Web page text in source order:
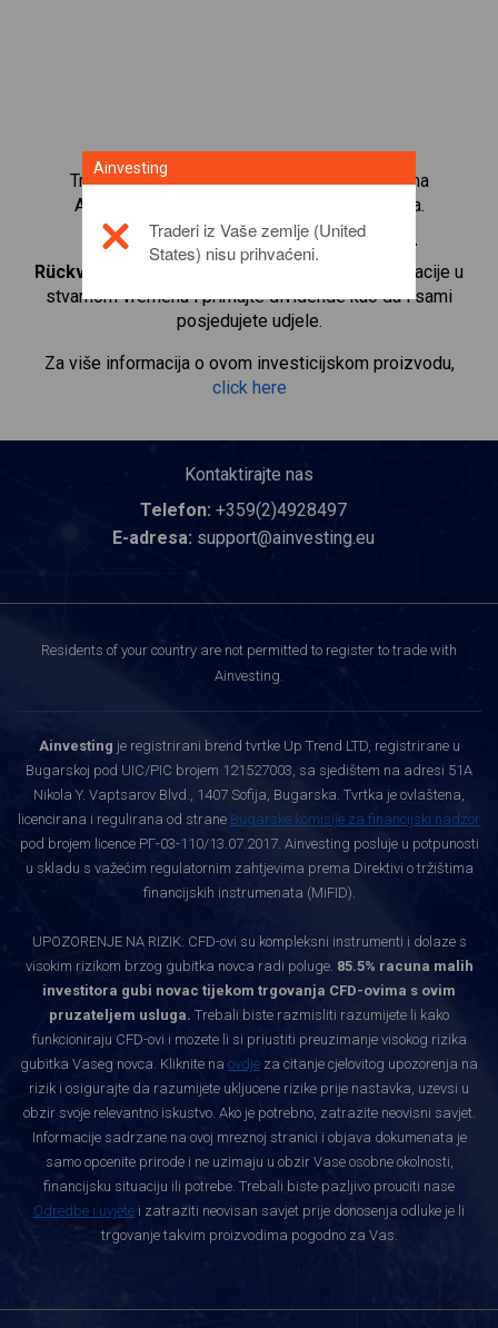
Trgujte s više od 1000 međunarodnih udjela na
Ainvesting platformi za trgovanje CFD-ovima.
Počnite trgovati CFD-ovima na
Münchener
Rückversicherungs-Gesellschaft
. Primajte kotacije u
stvarnom vremenu i primajte dividende kao da i sami
posjedujete udjele.
Za više informacija o ovom investicijskom proizvodu,
click here
Kontaktirajte nas
Telefon: +359(2)4928497
E-adresa: support@ainvesting.eu
Residents of your country are not permitted to register to trade with
Ainvesting.
Ainvesting je registrirani brend tvrtke Up Trend LTD, registrirane u
Bugarskoj pod UIC/PIC brojem 121527003, sa sjedištem na adresi 51A
Nikola Y. Vaptsarov Blvd., 1407 Sofija, Bugarska. Tvrtka je ovlaštena,
licencirana i regulirana od strane Bugarske komisije za financijski nadzor
pod brojem licence РГ-03-110/13.07.2017. Ainvesting posluje u potpunosti
u skladu s važećim regulatornim zahtjevima prema Direktivi o tržištima
financijskih instrumenata (MiFID).
UPOZORENJE NA RIZIK: CFD-ovi su kompleksni instrumenti i dolaze s
visokim rizikom brzog gubitka novca radi poluge. 85.5% racuna malih
investitora gubi novac tijekom trgovanja CFD-ovima s ovim
pruzateljem usluga. Trebali biste razmisliti razumijete li kako
funkcioniraju CFD-ovi i mozete li si priustiti preuzimanje visokog rizika
gubitka Vaseg novca. Kliknite na ovdje za citanje cjelovitog upozorenja na
rizik i osigurajte da razumijete ukljucene rizike prije nastavka, uzevsi u
obzir svoje relevantno iskustvo. Ako je potrebno, zatrazite neovisni savjet.
Informacije sadrzane na ovoj mreznoj stranici i objava dokumenata je
samo opcenite prirode i ne uzimaju u obzir Vase osobne okolnosti,
financijsku situaciju ili potrebe. Trebali biste pazljivo prouciti nase
Odredbe i uvjete i zatraziti neovisan savjet prije donosenja odluke je li
trgovanje takvim proizvodima pogodno za Vas.
Ainvesting
Traderi iz Vaše zemlje (United
States) nisu prihvaćeni.